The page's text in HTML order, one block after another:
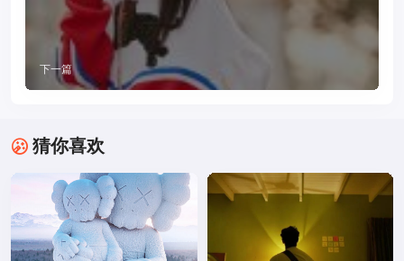
下一篇
猜你喜欢